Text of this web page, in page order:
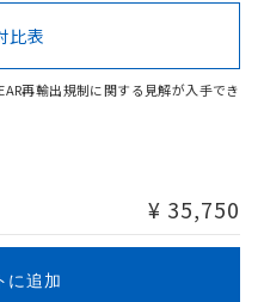
能性があります。
比表
再輸出規制に関する見解が入手でき
¥ 35,750
に追加